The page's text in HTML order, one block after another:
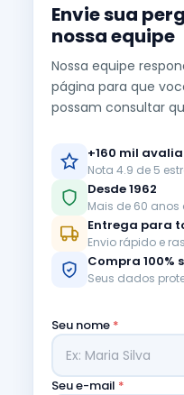
Envie sua
nossa equipe
Nossa equipe
página para que
possam consultar
+160 mil
Nota 4.9 de 5
Desde 1962
Mais de 60
Entrega para
Envio rápido e
Compra 100%
Seus dados
Seu nome *
Seu e-mail *